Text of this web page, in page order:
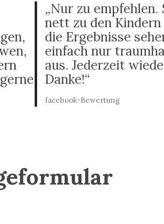
„Nur zu empfehlen.
nett zu den Kindern
die Ergebnisse
einfach nur
aus. Jederzeit
Danke!“
facebook-Bewertung